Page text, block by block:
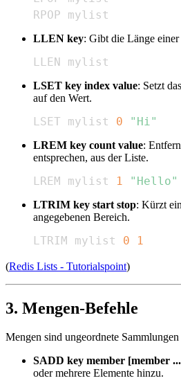
RPOP mylist
LLEN key: Gibt die Länge
LLEN mylist
LSET key index value: Setzt
auf den Wert.
LSET mylist 0 "Hi"
LREM key count value:
entsprechen, aus der Liste.
LREM mylist 1 "Hello"
LTRIM key start stop: Kürzt
angegebenen Bereich.
LTRIM mylist 0 1
(Redis Lists - Tutorialspoint)
3. Mengen-Befehle
Mengen sind ungeordnete
SADD key member [member
oder mehrere Elemente hinzu.